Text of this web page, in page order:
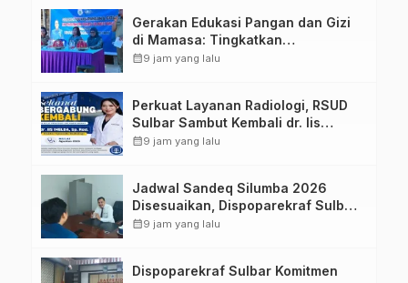
Gerakan Edukasi Pangan dan Gizi
di Mamasa: Tingkatkan
Pengetahuan dan Keterampilan
calendar_month9 jam yang lalu
Perkuat Layanan Radiologi, RSUD
Sulbar Sambut Kembali dr. Iis
Imelda, Sp.Rad
calendar_month9 jam yang lalu
Jadwal Sandeq Silumba 2026
Disesuaikan, Dispoparekraf Sulbar
Pastikan Persiapan Tetap
calendar_month9 jam yang lalu
Dispoparekraf Sulbar Komitmen